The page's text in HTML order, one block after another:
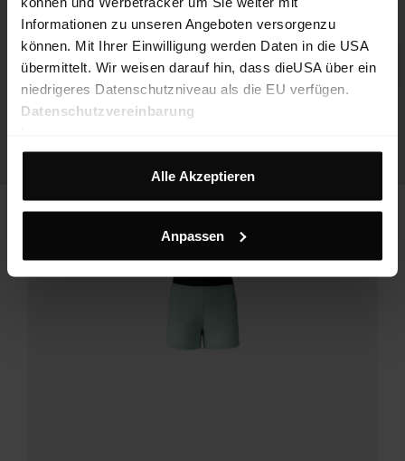
Informationen zu unseren Angeboten versorgenzu
können. Mit Ihrer Einwilligung werden Daten in die USA
übermittelt. Wir weisen darauf hin, dass dieUSA über ein
niedrigeres Datenschutzniveau als die EU verfügen.
Datenschutzvereinbarung
Alle Akzeptieren
Anpassen